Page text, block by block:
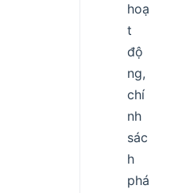
hoạ
t
độ
ng,
chí
nh
sác
h
phá